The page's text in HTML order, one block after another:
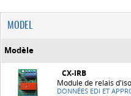
MODEL
Modèle
CX-IRB
Module de relais
DONNÉES EDI ET